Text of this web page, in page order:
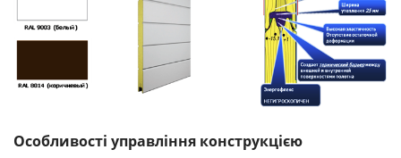
Особливості управління конструкцією